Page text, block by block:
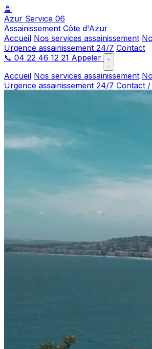
🚿
Azur Service 06
Assainissement Côte d'Azur
Accueil Nos services assainissement
Urgence assainissement 24/7 Contact
📞 04 22 46 12 21 Appeler
Accueil Nos services assainissement
Urgence assainissement 24/7 Contact /